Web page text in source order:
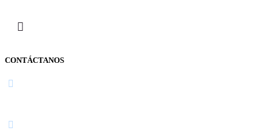
CONTÁCTANOS